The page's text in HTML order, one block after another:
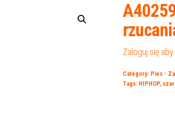
Zaloguj się
Category: Pies -
Tags: HIPHOP,